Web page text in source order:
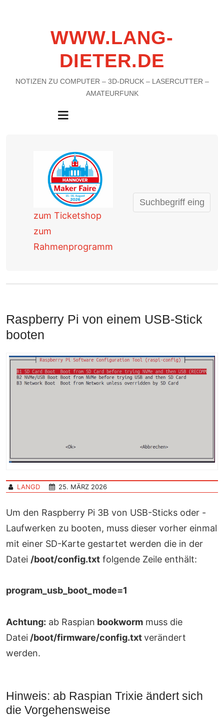
WWW.LANG-
DIETER.DE
NOTIZEN ZU COMPUTER – 3D-DRUCK – LASERCUTTER –
AMATEURFUNK
MENU
zum Ticketshop
zum
Rahmenprogramm
Raspberry Pi von einem USB-Stick
booten
LANGD 25. MÄRZ 2026
Um den Raspberry Pi 3B von USB-Sticks oder -
Laufwerken zu booten, muss dieser vorher einmal
mit einer SD-Karte gestartet werden die in der
Datei /boot/config.txt folgende Zeile enthält:
program_usb_boot_mode=1
Achtung: ab Raspian bookworm muss die
Datei /boot/firmware/config.txtverändert
werden.
Hinweis: ab Raspian Trixie ändert sich
die Vorgehensweise